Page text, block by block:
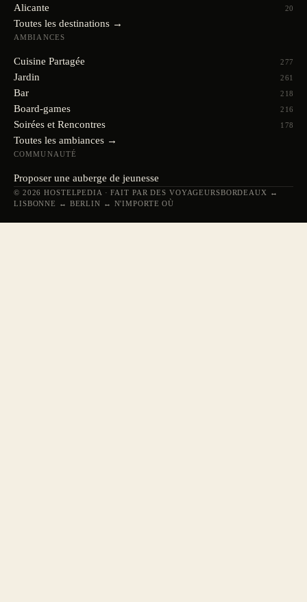
Alicante 20
Toutes les destinations →
AMBIANCES
Cuisine Partagée 277
Jardin 261
Bar 218
Board-games 216
Soirées et Rencontres 178
Toutes les ambiances →
COMMUNAUTÉ
Proposer une auberge de jeunesse
© 2026 HOSTELPEDIA · FAIT PAR DES VOYAGEURSBORDEAUX ↔
LISBONNE ↔ BERLIN ↔ N'IMPORTE OÙ